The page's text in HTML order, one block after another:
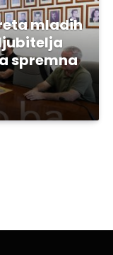
mladih
spremna